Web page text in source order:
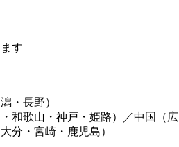
す
・長野）
和歌山・神戸・姫路）／中国（広
分・宮崎・鹿児島）